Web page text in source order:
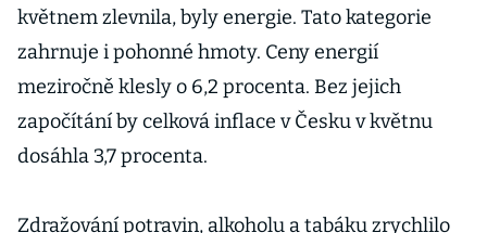
květnem zlevnila, byly energie. Tato kategorie
zahrnuje i pohonné hmoty. Ceny energií
meziročně klesly o 6,2 procenta. Bez jejich
započítání by celková inflace v Česku v květnu
dosáhla 3,7 procenta.
Zdražování potravin, alkoholu a tabáku zrychlilo